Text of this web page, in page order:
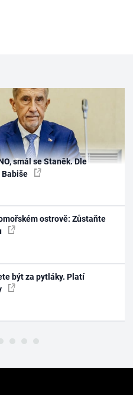
smál se Staněk. Dle
Babiše
ostrově: Zůstaňte
být za pytláky. Platí